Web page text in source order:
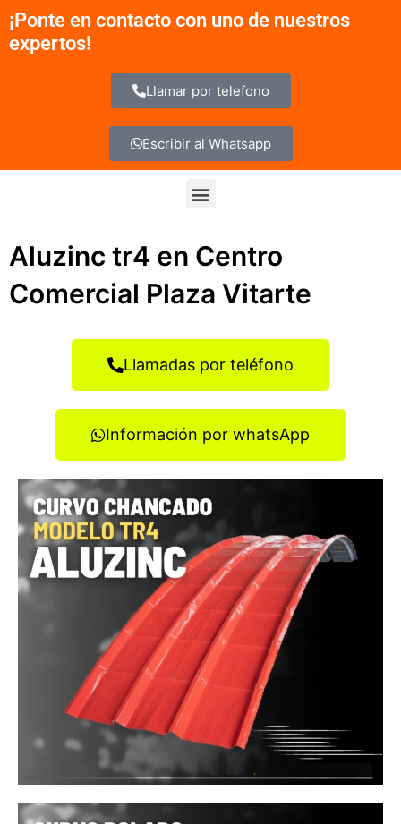
contenido
¡Ponte en contacto con uno de nuestros
expertos!
Llamar por telefono
Escribir al Whatsapp
Menu
Aluzinc tr4 en Centro
Comercial Plaza Vitarte
Llamadas por teléfono
Información por whatsApp